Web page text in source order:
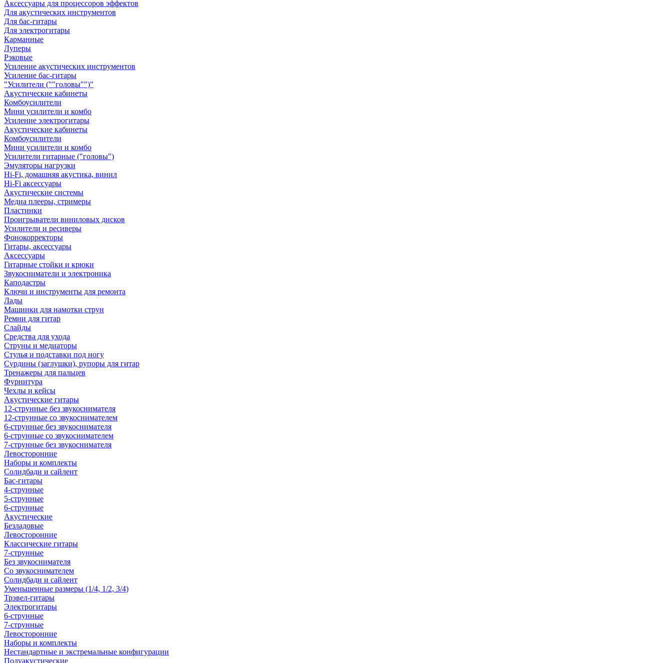
Аксессуары для процессоров эффектов
Для акустических инструментов
Для бас-гитары
Для электрогитары
Карманные
Луперы
Рэковые
Усиление акустических инструментов
Усиление бас-гитары
"Усилители (""головы"")"
Акустические кабинеты
Комбоусилители
Мини усилители и комбо
Усиление электрогитары
Акустические кабинеты
Комбоусилители
Мини усилители и комбо
Усилители гитарные ("головы")
Эмуляторы нагрузки
Hi-Fi, домашняя акустика, винил
Hi-Fi аксессуары
Акустические системы
Медиа плееры, стримеры
Пластинки
Проигрыватели виниловых дисков
Усилители и ресиверы
Фонокорректоры
Гитары, аксессуары
Аксессуары
Гитарные стойки и крюки
Звукосниматели и электроника
Каподастры
Ключи и инструменты для ремонта
Лады
Машинки для намотки струн
Ремни для гитар
Слайды
Средства для ухода
Струны и медиаторы
Стулья и подставки под ногу
Сурдины (заглушки), рупоры для гитар
Тренажеры для пальцев
Фурнитура
Чехлы и кейсы
Акустические гитары
12-струнные без звукоснимателя
12-струнные со звукоснимателем
6-струнные без звукоснимателя
6-струнные со звукоснимателем
7-струнные без звукоснимателя
Левосторонние
Наборы и комплекты
Солидбади и сайлент
Бас-гитары
4-струнные
5-струнные
6-струнные
Акустические
Безладовые
Левосторонние
Классические гитары
7-струнные
Без звукоснимателя
Со звукоснимателем
Солидбади и сайлент
Уменьшенные размеры (1/4, 1/2, 3/4)
Трэвел-гитары
Электрогитары
6-струнные
7-струнные
Левосторонние
Наборы и комплекты
Нестандартные и экстремальные конфигурации
Полуакустические